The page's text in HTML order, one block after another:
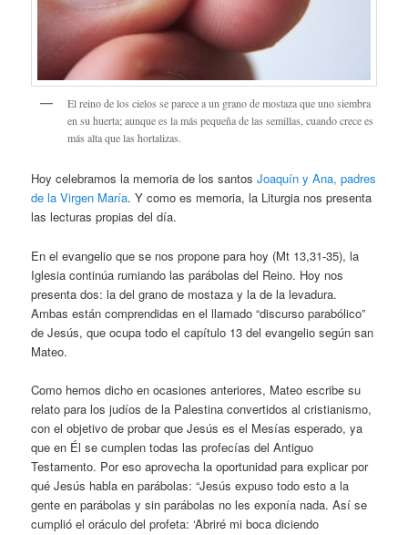
El reino de los cielos se parece a un grano de mostaza que uno siembra
en su huerta; aunque es la más pequeña de las semillas, cuando crece es
más alta que las hortalizas.
Hoy celebramos la memoria de los santosJoaquín y Ana, padres
de la Virgen María. Y como es memoria, la Liturgia nos presenta
las lecturas propias del día.
En el evangelio que se nos propone para hoy (Mt 13,31-35), la
Iglesia continúa rumiando las parábolas del Reino. Hoy nos
presenta dos: la del grano de mostaza y la de la levadura.
Ambas están comprendidas en el llamado “discurso parabólico”
de Jesús, que ocupa todo el capítulo 13 del evangelio según san
Mateo.
Como hemos dicho en ocasiones anteriores, Mateo escribe su
relato para los judíos de la Palestina convertidos al cristianismo,
con el objetivo de probar que Jesús es el Mesías esperado, ya
que en Él se cumplen todas las profecías del Antiguo
Testamento. Por eso aprovecha la oportunidad para explicar por
qué Jesús habla en parábolas: “Jesús expuso todo esto a la
gente en parábolas y sin parábolas no les exponía nada. Así se
cumplió el oráculo del profeta: ‘Abriré mi boca diciendo